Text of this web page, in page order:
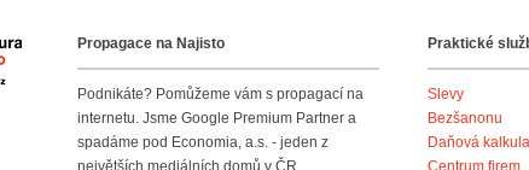
Agentura NajistoPropagace na Najisto
Podnikáte? Pomůžeme vám s propagací na
internetu. Jsme Google Premium Partner a
spadáme pod Economia, a.s. - jeden z
největších mediálních domů v ČR.
Praktické
Slevy
Bezšanonu
Daňová
Centrum firem